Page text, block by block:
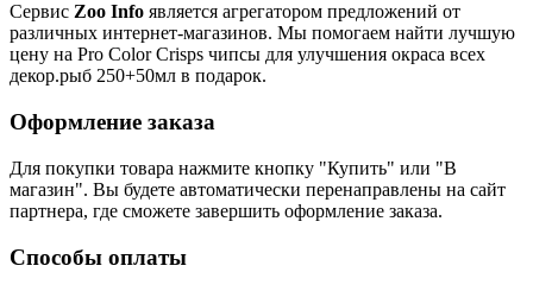
Сервис Zoo Info является агрегатором предложений от
различных интернет-магазинов. Мы помогаем найти лучшую
цену на Pro Color Crisps чипсы для улучшения окраса всех
декор.рыб 250+50мл в подарок.
Оформление заказа
Для покупки товара нажмите кнопку "Купить" или "В
магазин". Вы будете автоматически перенаправлены на сайт
партнера, где сможете завершить оформление заказа.
Способы оплаты